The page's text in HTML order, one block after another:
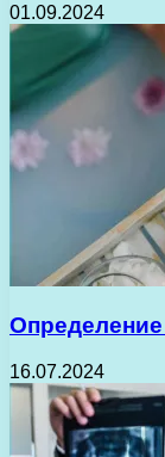
01.09.2024
16.07.2024